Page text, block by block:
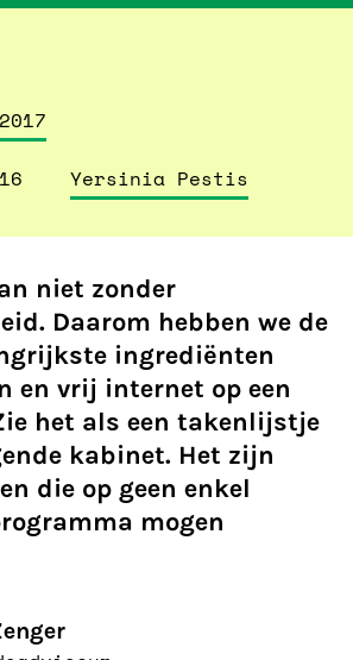
Yersinia Pestis
niet zonder
Daarom hebben we de
ingrediënten
en vrij internet op een
het als een takenlijstje
kabinet. Het zijn
die op geen enkel
mogen